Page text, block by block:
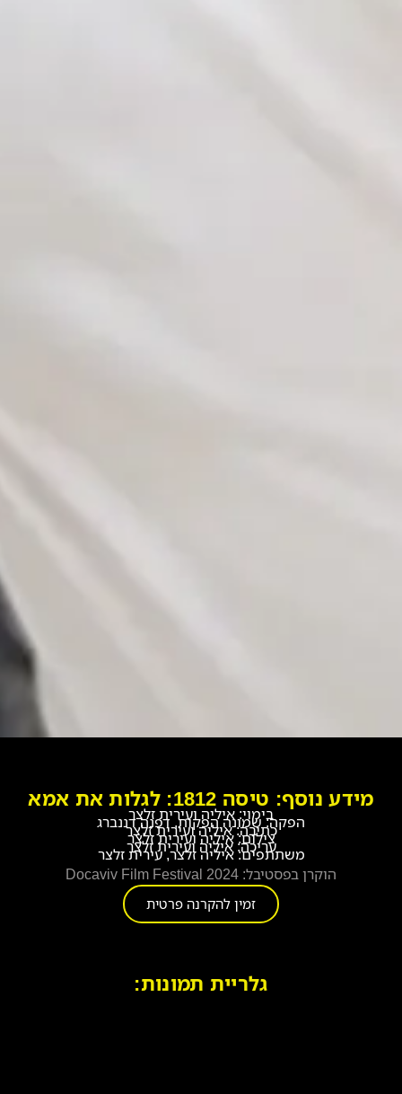
גלריית תמונות:
מידע נוסף: טיסה 1812: לגלות את אמא
בימוי: איליה ועירית זלצר
הפקה: שמונה הפקות, דפנה דננברג
כתיבה: איליה ועירית זלצר
צילום: איליה ועירית זלצר
עריכה: איליה ועירית זלצר
משתתפים: איליה זלצר, עירית זלצר
הוקרן בפסטיבל: Docaviv Film Festival 2024
זמין להקרנה פרטית